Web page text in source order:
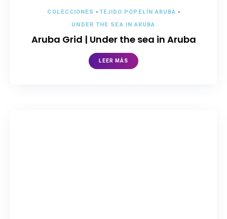
COLECCIONES -TEJIDO POPELÍN ARUBA -
UNDER THE SEA IN ARUBA
Aruba Grid | Under the sea in Aruba
LEER MÁS